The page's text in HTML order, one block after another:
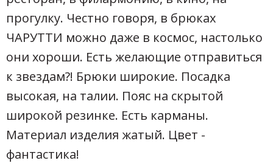
прогулку. Честно говоря, в брюках
ЧАРУТТИ можно даже в космос, настолько
они хороши. Есть желающие отправиться
к звездам?! Брюки широкие. Посадка
высокая, на талии. Пояс на скрытой
широкой резинке. Есть карманы.
Материал изделия жатый. Цвет -
фантастика!